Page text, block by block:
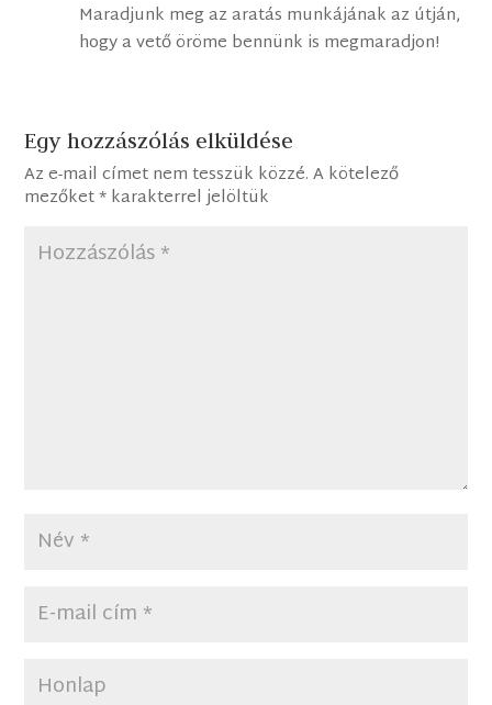
Maradjunk meg az aratás munkájának az útján,
hogy a vető öröme bennünk is megmaradjon!
Egy hozzászólás elküldése
Az e-mail címet nem tesszük közzé. A kötelező
mezőket*karakterrel jelöltük